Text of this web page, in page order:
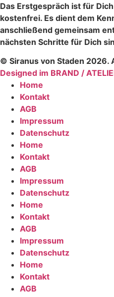
Das Erstgespräch ist für
kostenfrei. Es dient dem
anschließend gemeinsam
nächsten Schritte für Dich
© Siranus von Staden 2026.
Designed im BRAND /
Home
Kontakt
AGB
Impressum
Datenschutz
Home
Kontakt
AGB
Impressum
Datenschutz
Home
Kontakt
AGB
Impressum
Datenschutz
Home
Kontakt
AGB